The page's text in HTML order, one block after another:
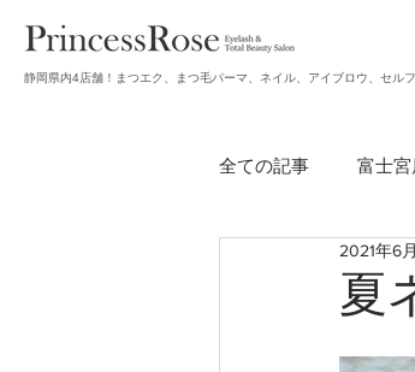
静岡県内4店舗！まつエク、まつ毛パーマ、ネイル、アイブロウ、セル
全ての記事 富士宮
無題のカテゴリー
夏
2021年6